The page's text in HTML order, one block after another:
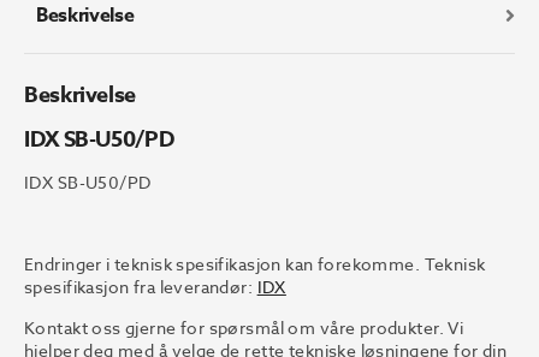
Beskrivelse
Beskrivelse
IDX SB-U50/PD
IDX SB-U50/PD
Endringer i teknisk spesifikasjon kan forekomme. Teknisk
spesifikasjon fra leverandør: IDX
Kontakt oss gjerne for spørsmål om våre produkter. Vi
hjelper deg med å velge de rette tekniske løsningene for din